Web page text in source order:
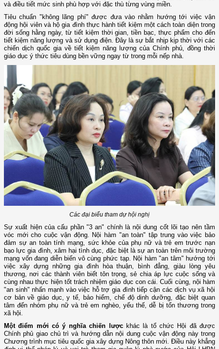
và điều tiết mức sinh phù hợp với đặc thù từng vùng miền.
Tiêu chuẩn "không lãng phí" được đưa vào nhằm hướng tới việc vận
động hội viên và hộ gia đình thực hành tiết kiệm một cách toàn diện trong
đời sống hằng ngày, từ tiết kiệm thời gian, tiền bạc, thực phẩm cho đến
tiết kiệm năng lượng và sử dụng điện. Đây là sự bắt nhịp kịp thời với các
chiến dịch quốc gia về tiết kiệm năng lượng của Chính phủ, đồng thời
giáo dục ý thức tiêu dùng bền vững ngay từ trong mỗi nếp nhà.
Các đại biểu tham dự hội nghị
Sự xuất hiện của cấu phần "3 an" chính là nội dung cốt lõi tạo nên tầm
vóc mới cho cuộc vận động. Nội hàm "an toàn" tập trung vào việc bảo
đảm sự an toàn tính mạng, sức khỏe của phụ nữ và trẻ em trước nạn
bạo lực gia đình, xâm hại tình dục, đặc biệt là sự an toàn trên môi trường
mạng vốn đang diễn biến vô cùng phức tạp. Nội hàm "an tâm" hướng tới
việc xây dựng những gia đình hòa thuận, bình đẳng, giàu lòng yêu
thương, nơi các thành viên biết tôn trọng, sẻ chia áp lực cuộc sống và
cùng nhau thực hiện tốt trách nhiệm giáo dục con cái. Cuối cùng, nội hàm
"an sinh" nhấn mạnh vào việc hỗ trợ gia đình tiếp cận các dịch vụ xã hội
cơ bản về giáo dục, y tế, bảo hiểm, chế độ dinh dưỡng, đặc biệt quan
tâm đến nhóm phụ nữ và trẻ em nghèo, yếu thế, dễ bị tổn thương trong
xã hội.
Một điểm mới có ý nghĩa chiến lượckhác là tổ chức Hội đã được
Chính phủ giao chủ trì và hướng dẫn nội dung cuộc vận động này trong
Chương trình mục tiêu quốc gia xây dựng Nông thôn mới. Điều này khẳng